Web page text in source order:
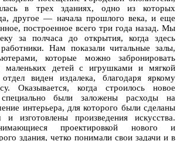
в трех зданиях, одно из которых
другое — начала прошлого века, и еще
построенное всего три года назад. Мы
за полчаса до открытия, когда здесь
Нам показали читальные залы,
которые можно забронировать
маленьких детей с игрушками и мягкой
виден издалека, благодаря яркому
Оказывается, когда строилось новое
были заложены расходы на
интерьера, для которого были сделаны
и изготовлены произведения искусства.
проектировкой нового и
здания, четко понимали свои задачи и в